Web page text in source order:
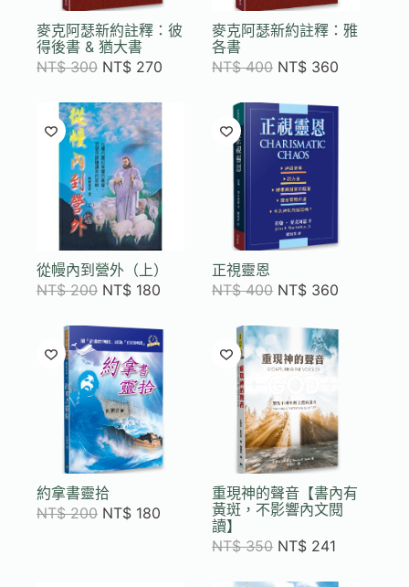
麥克阿瑟新約註釋：彼
得後書 & 猶大書
NT$300 NT$ 270
麥克阿瑟新約註釋：雅
各書
NT$400 NT$ 360
從幔內到營外（上）
NT$200 NT$ 180
正視靈恩
NT$400 NT$ 360
約拿書靈拾
NT$200 NT$ 180
重現神的聲音【書內有
黃斑，不影響內文閱
讀】
NT$350 NT$ 241